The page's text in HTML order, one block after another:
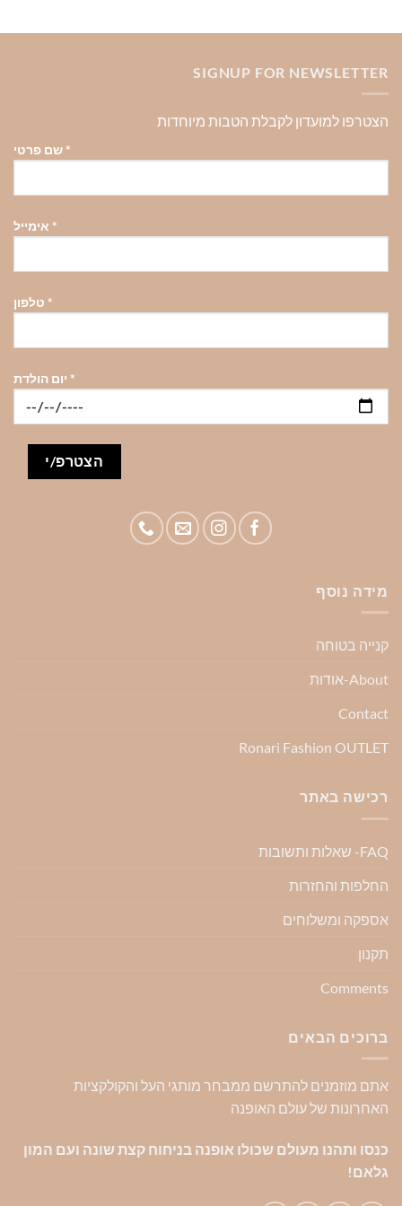
SIGNUP FOR NEWSLETTER
הצטרפו למועדון לקבלת הטבות מיוחדות
*
*
*
*
מידה נוסף
קנייה בטוחה
About-אודות
Contact
Ronari Fashion OUTLET
רכישה באתר
FAQ- שאלות ותשובות
החלפות והחזרות
אספקה ומשלוחים
תקנון
Comments
ברוכים הבאים
אתם מוזמנים להתרשם ממבחר מותגי העל והקולקציות
האחרונות של עולם האופנה
כנסו ותהנו מעולם שכולו אופנה בניחוח קצת שונה ועם המון
גלאם!